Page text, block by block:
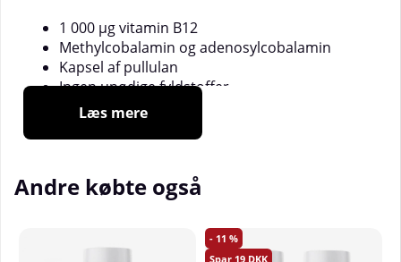
1 000 µg vitamin B12
Methylcobalamin og adenosylcobalamin
Kapsel af pullulan
Ingen unødige fyldstoffer
Genanvendelig emballage
Et livsvigtigt vitamin
Vitamin B12 er ikke et vitamin, som kroppen selv kan
Vitamin B12 bidrager til normal funktion af
Læs mere
Andre købte også
11
19